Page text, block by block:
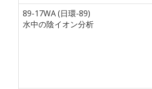
89-17WA (日環-89)
水中の陰イオン分析